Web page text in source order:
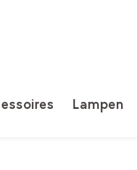
Lampen